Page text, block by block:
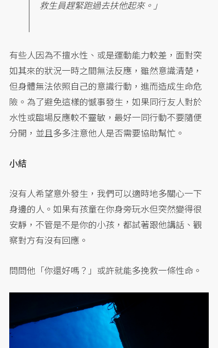
救生員趕緊跑過去扶他起來。」
有些人因為不擅水性、或是運動能力較差，面對突
如其來的狀況一時之間無法反應，雖然意識清楚，
但身體無法依照自己的意識行動，進而造成生命危
險。為了避免這樣的憾事發生，如果同行友人對於
水性或臨場反應較不靈敏，最好一同行動不要隨便
分開，並且多多注意他人是否需要協助幫忙。
小結
沒有人希望意外發生，我們可以適時地多關心一下
身邊的人。如果有孩童在你身旁玩水但突然變得很
安靜，不管是不是你的小孩，都試著跟他講話、觀
察對方有沒有回應。
問問他「你還好嗎？」或許就能多挽救一條性命。